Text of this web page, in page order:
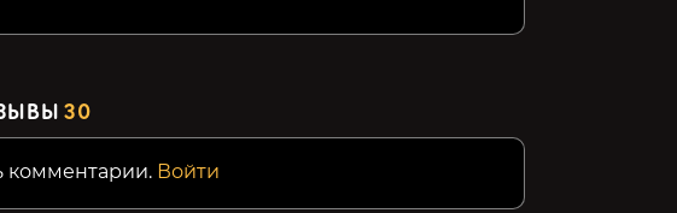
30
комментарии. Войти